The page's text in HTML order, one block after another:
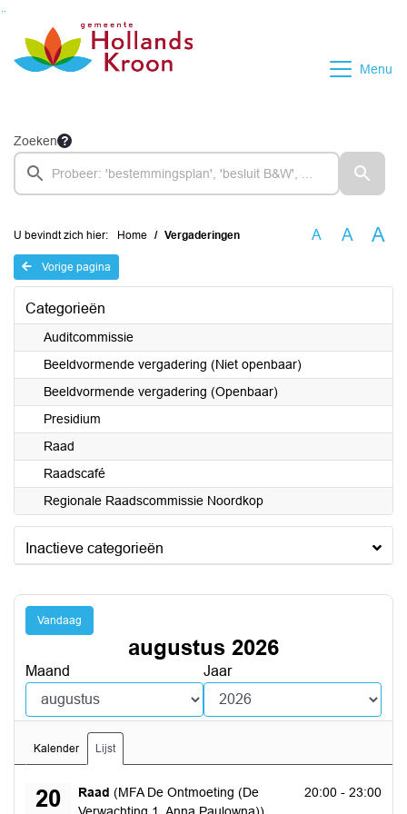
Ga naar de inhoud van deze pagina
Menu
Zoeken
U bevindt zich hier: Home Vergaderingen A A A
Vorige pagina
Categorieën
Auditcommissie
Beeldvormende vergadering (Niet openbaar)
Beeldvormende vergadering (Openbaar)
Presidium
Raad
Raadscafé
Regionale Raadscommissie Noordkop
Inactieve categorieën
Vandaag
augustus 2026
Maand Jaar
Kalender Lijst
20 Raad (MFA De Ontmoeting (De
donderdag 20 augustus 2026 20:00 - 23:00